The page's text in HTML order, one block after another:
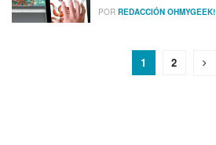
POR REDACCIÓN OHMYGEEK!
1 2